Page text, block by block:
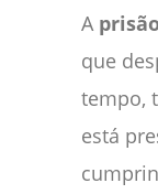
A
que
tempo,
está